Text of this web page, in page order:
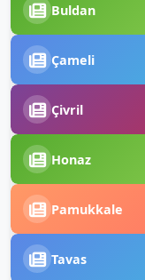
Buldan
Çameli
Çivril
Honaz
Pamukkale
Tavas